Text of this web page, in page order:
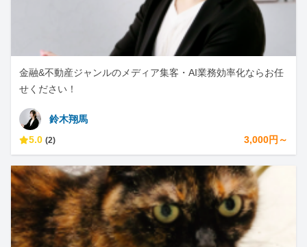
金融&不動産ジャンルのメディア集客・AI業務効率化ならお任
せください！
鈴木翔馬
5.0 (2) 3,000円～